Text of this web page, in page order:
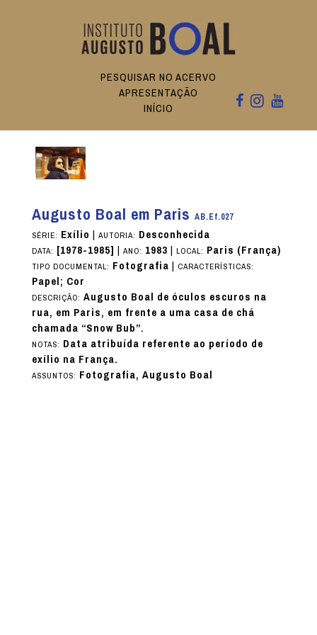
PESQUISAR NO ACERVO
APRESENTAÇÃO
INÍCIO
Augusto Boal em Paris AB.Ef.027
SÉRIE: Exílio | AUTORIA: Desconhecida
DATA: [1978-1985] | ANO: 1983| LOCAL: Paris (França)
TIPO DOCUMENTAL: Fotografia| CARACTERÍSTICAS:
Papel; Cor
DESCRIÇÃO: Augusto Boal de óculos escuros na
rua, em Paris, em frente a uma casa de chá
chamada “Snow Bub”.
NOTAS: Data atribuída referente ao período de
exílio na França.
ASSUNTOS: Fotografia, Augusto Boal